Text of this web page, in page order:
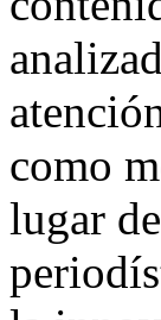
como
lugar